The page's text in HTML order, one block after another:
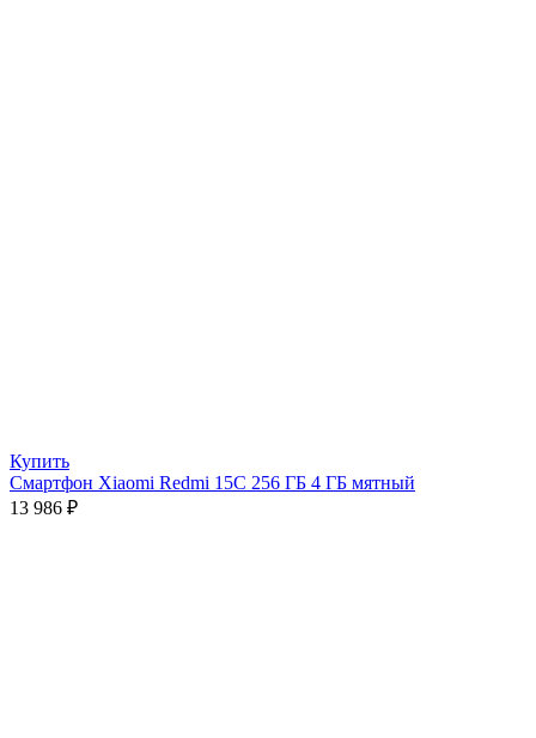
Купить
Смартфон Xiaomi Redmi 15C 256 ГБ 4 ГБ мятный
13 986 ₽